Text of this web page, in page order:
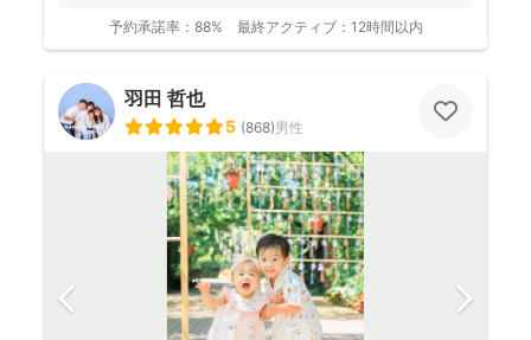
予約承諾率： 88% 最終アクティブ： 12時間以内
羽田 哲也
5 (868)男性